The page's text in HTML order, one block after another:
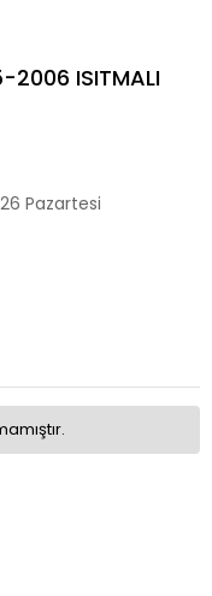
2006 ISITMALI
Pazartesi